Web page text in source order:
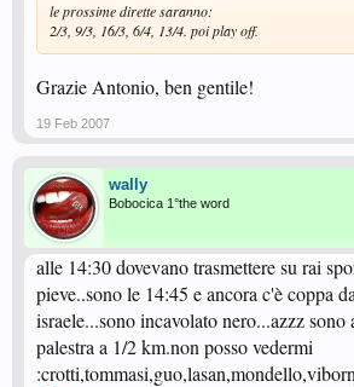
le prossime dirette saranno:
2/3, 9/3, 16/3, 6/4, 13/4. poi play off.
Grazie Antonio, ben gentile!
19 Feb 2007
wally
Bobocica 1°the word
alle 14:30 dovevano trasmettere su rai
pieve..sono le 14:45 e ancora c'è coppa
israele...sono incavolato nero...azzz sono
palestra a 1/2 km.non posso vedermi